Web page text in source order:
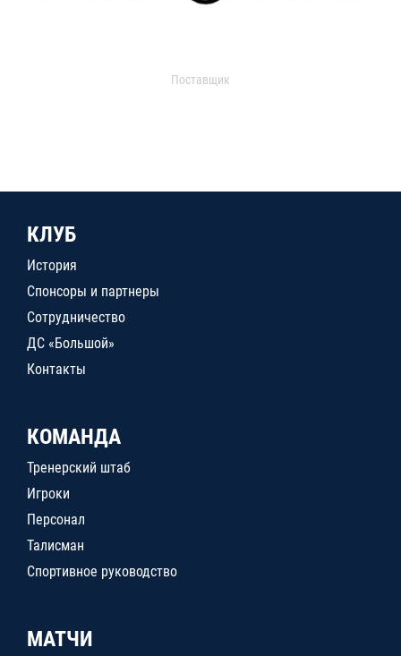
Поставщик
КЛУБ
История
Спонсоры и партнеры
Сотрудничество
ДС «Большой»
Контакты
КОМАНДА
Тренерский штаб
Игроки
Персонал
Талисман
Спортивное руководство
МАТЧИ